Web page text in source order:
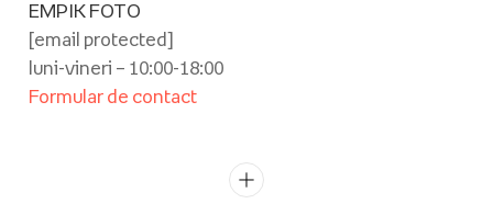
EMPIK FOTO
[email protected]
luni-vineri – 10:00-18:00
Formular de contact